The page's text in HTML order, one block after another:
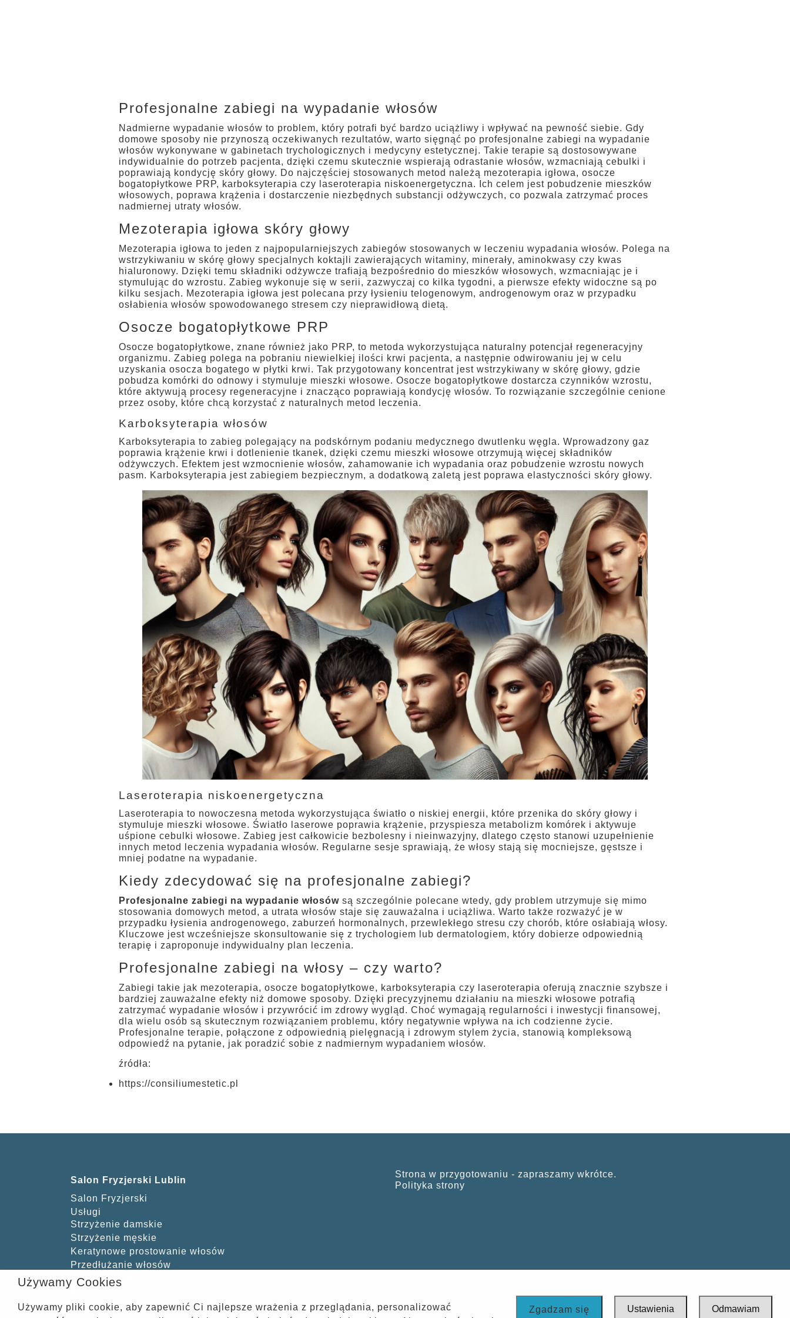
Profesjonalne zabiegi na wypadanie włosów
Nadmierne wypadanie włosów to problem, który potrafi być bardzo uciążliwy i wpływać na pewność siebie. Gdy
domowe sposoby nie przynoszą oczekiwanych rezultatów, warto sięgnąć po profesjonalne zabiegi na wypadanie
włosów wykonywane w gabinetach trychologicznych i medycyny estetycznej. Takie terapie są dostosowywane
indywidualnie do potrzeb pacjenta, dzięki czemu skutecznie wspierają odrastanie włosów, wzmacniają cebulki i
poprawiają kondycję skóry głowy. Do najczęściej stosowanych metod należą mezoterapia igłowa, osocze
bogatopłytkowe PRP, karboksyterapia czy laseroterapia niskoenergetyczna. Ich celem jest pobudzenie mieszków
włosowych, poprawa krążenia i dostarczenie niezbędnych substancji odżywczych, co pozwala zatrzymać proces
nadmiernej utraty włosów.
Mezoterapia igłowa skóry głowy
Mezoterapia igłowa to jeden z najpopularniejszych zabiegów stosowanych w leczeniu wypadania włosów. Polega na
wstrzykiwaniu w skórę głowy specjalnych koktajli zawierających witaminy, minerały, aminokwasy czy kwas
hialuronowy. Dzięki temu składniki odżywcze trafiają bezpośrednio do mieszków włosowych, wzmacniając je i
stymulując do wzrostu. Zabieg wykonuje się w serii, zazwyczaj co kilka tygodni, a pierwsze efekty widoczne są po
kilku sesjach. Mezoterapia igłowa jest polecana przy łysieniu telogenowym, androgenowym oraz w przypadku
osłabienia włosów spowodowanego stresem czy nieprawidłową dietą.
Osocze bogatopłytkowe PRP
Osocze bogatopłytkowe, znane również jako PRP, to metoda wykorzystująca naturalny potencjał regeneracyjny
organizmu. Zabieg polega na pobraniu niewielkiej ilości krwi pacjenta, a następnie odwirowaniu jej w celu
uzyskania osocza bogatego w płytki krwi. Tak przygotowany koncentrat jest wstrzykiwany w skórę głowy, gdzie
pobudza komórki do odnowy i stymuluje mieszki włosowe. Osocze bogatopłytkowe dostarcza czynników wzrostu,
które aktywują procesy regeneracyjne i znacząco poprawiają kondycję włosów. To rozwiązanie szczególnie cenione
przez osoby, które chcą korzystać z naturalnych metod leczenia.
Karboksyterapia włosów
Karboksyterapia to zabieg polegający na podskórnym podaniu medycznego dwutlenku węgla. Wprowadzony gaz
poprawia krążenie krwi i dotlenienie tkanek, dzięki czemu mieszki włosowe otrzymują więcej składników
odżywczych. Efektem jest wzmocnienie włosów, zahamowanie ich wypadania oraz pobudzenie wzrostu nowych
pasm. Karboksyterapia jest zabiegiem bezpiecznym, a dodatkową zaletą jest poprawa elastyczności skóry głowy.
Laseroterapia niskoenergetyczna
Laseroterapia to nowoczesna metoda wykorzystująca światło o niskiej energii, które przenika do skóry głowy i
stymuluje mieszki włosowe. Światło laserowe poprawia krążenie, przyspiesza metabolizm komórek i aktywuje
uśpione cebulki włosowe. Zabieg jest całkowicie bezbolesny i nieinwazyjny, dlatego często stanowi uzupełnienie
innych metod leczenia wypadania włosów. Regularne sesje sprawiają, że włosy stają się mocniejsze, gęstsze i
mniej podatne na wypadanie.
Kiedy zdecydować się na profesjonalne zabiegi?
Profesjonalne zabiegi na wypadanie włosów są szczególnie polecane wtedy, gdy problem utrzymuje się mimo
stosowania domowych metod, a utrata włosów staje się zauważalna i uciążliwa. Warto także rozważyć je w
przypadku łysienia androgenowego, zaburzeń hormonalnych, przewlekłego stresu czy chorób, które osłabiają włosy.
Kluczowe jest wcześniejsze skonsultowanie się z trychologiem lub dermatologiem, który dobierze odpowiednią
terapię i zaproponuje indywidualny plan leczenia.
Profesjonalne zabiegi na włosy – czy warto?
Zabiegi takie jak mezoterapia, osocze bogatopłytkowe, karboksyterapia czy laseroterapia oferują znacznie szybsze i
bardziej zauważalne efekty niż domowe sposoby. Dzięki precyzyjnemu działaniu na mieszki włosowe potrafią
zatrzymać wypadanie włosów i przywrócić im zdrowy wygląd. Choć wymagają regularności i inwestycji finansowej,
dla wielu osób są skutecznym rozwiązaniem problemu, który negatywnie wpływa na ich codzienne życie.
Profesjonalne terapie, połączone z odpowiednią pielęgnacją i zdrowym stylem życia, stanowią kompleksową
odpowiedź na pytanie, jak poradzić sobie z nadmiernym wypadaniem włosów.
źródła:
https://consiliumestetic.pl
Salon Fryzjerski Lublin
Salon Fryzjerski
Usługi
Strzyżenie damskie
Strzyżenie męskie
Keratynowe prostowanie włosów
Przedłużanie włosów
Skup włosów
Blog
Strona w przygotowaniu - zapraszamy wkrótce.
Polityka strony
Używamy Cookies
Używamy pliki cookie, aby zapewnić Ci najlepsze wrażenia z przeglądania, personalizować
Zgadzam się Ustawienia Odmawiam